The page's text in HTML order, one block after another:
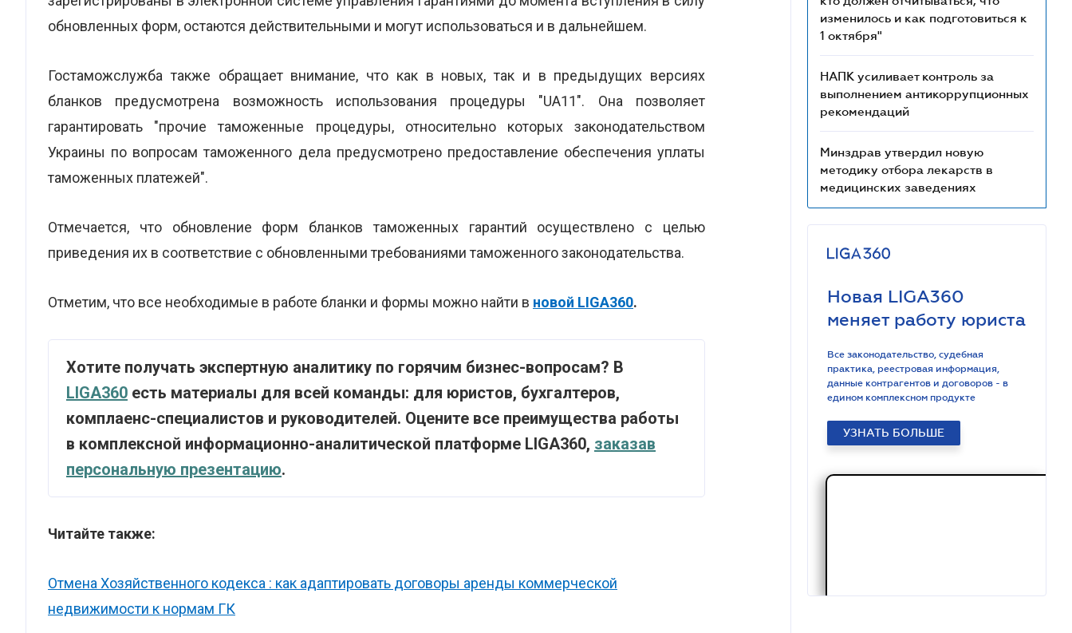
обновленных форм, остаются действительными и могут использоваться и в дальнейшем.
Гостаможслужба также обращает внимание, что как в новых, так и в предыдущих версиях
бланков предусмотрена возможность использования процедуры "UA11". Она позволяет
гарантировать "прочие таможенные процедуры, относительно которых законодательством
Украины по вопросам таможенного дела предусмотрено предоставление обеспечения уплаты
таможенных платежей".
Отмечается, что обновление форм бланков таможенных гарантий осуществлено с целью
приведения их в соответствие с обновленными требованиями таможенного законодательства.
Отметим, что все необходимые в работе бланки и формы можно найти в новой LIGA360.
Хотите получать экспертную аналитику по горячим бизнес-вопросам? В
LIGA360 есть материалы для всей команды: для юристов, бухгалтеров,
комплаенс-специалистов и руководителей. Оцените все преимущества работы
в комплексной информационно-аналитической платформе LIGA360, заказав
персональную презентацию.
Читайте также:
Отмена Хозяйственного кодекса : как адаптировать договоры аренды коммерческой
недвижимости к нормам ГК
изменилось и как подготовиться к
1 октября"
НАПК усиливает контроль за
выполнением антикоррупционных
рекомендаций
Минздрав утвердил новую
методику отбора лекарств в
медицинских заведениях
Новая LIGA360
меняет работу юриста
Все законодательство, судебная
практика, реестровая информация,
данные контрагентов и договоров - в
едином комплексном продукте
УЗНАТЬ БОЛЬШЕ